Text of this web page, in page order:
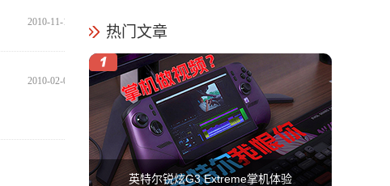
2010-11-10
2010-02-09
热门文章
英特尔锐炫G3 Extreme掌机体验